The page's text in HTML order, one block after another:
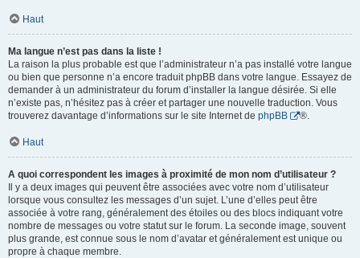
Haut
Ma langue n’est pas dans la liste !
La raison la plus probable est que l’administrateur n’a pas installé votre langue
ou bien que personne n’a encore traduit phpBB dans votre langue. Essayez de
demander à un administrateur du forum d’installer la langue désirée. Si elle
n’existe pas, n’hésitez pas à créer et partager une nouvelle traduction. Vous
trouverez davantage d’informations sur le site Internet de phpBB ®.
Haut
A quoi correspondent les images à proximité de mon nom d’utilisateur ?
Il y a deux images qui peuvent être associées avec votre nom d’utilisateur
lorsque vous consultez les messages d’un sujet. L’une d’elles peut être
associée à votre rang, généralement des étoiles ou des blocs indiquant votre
nombre de messages ou votre statut sur le forum. La seconde image, souvent
plus grande, est connue sous le nom d’avatar et généralement est unique ou
propre à chaque membre.